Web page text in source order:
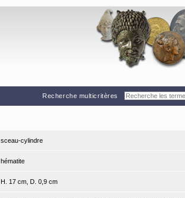
Recherche multicritères
sceau-cylindre
hématite
H. 17 cm, D. 0,9 cm